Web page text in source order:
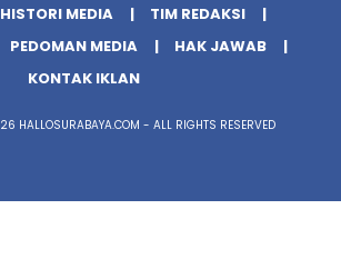
HISTORI MEDIA
TIM REDAKSI
PEDOMAN MEDIA
HAK JAWAB
KONTAK IKLAN
HALLOSURABAYA.COM - ALL RIGHTS RESERVED